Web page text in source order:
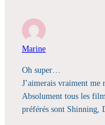
Marine
Oh super…
J’aimerais vraiment me
Absolument tous les
préférés sont Shinning,